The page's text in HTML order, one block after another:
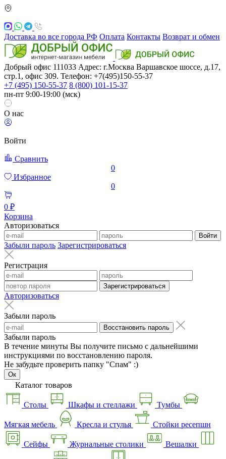
Доставка во все города РФ Оплата Контакты Возврат и обмен
Добрый офис 111033 Адрес: г.Москва Варшавское шоссе, д.17,
стр.1, офис 309. Телефон: +7(495)150-55-37
+7 (495) 150-55-37 8 (800) 101-15-37
пн-пт 9:00-19:00 (мск)
О нас
Войти
Сравнить
0
Избранное
0
0 ₽
Корзина
Авторизоваться
Войти
Забыли пароль Зарегистрироваться
Регистрация
Зарегистрироваться
Авторизоваться
Забыли пароль
Восстановить пароль
Забыли пароль
В течение минуты Вы получите письмо с дальнейшими
инструкциями по восстановлению пароля.
Не забудьте проверить папку "Спам" :)
Ок
Каталог товаров
Столы Шкафы и стеллажи Тумбы
Мягкая мебель Кресла и стулья Стойки ресепшн
Сейфы Журнальные столики Вешалки